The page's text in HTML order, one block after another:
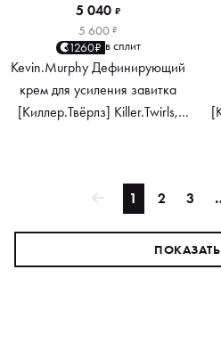
5 040 ₽
5 600 ₽
1260₽ в сплит
Kevin.Murphy Дефинирующий
крем для усиления завитка
[Киллер.Твёрлз] Killer.Twirls,
1 2 3
ПОКАЗАТЬ